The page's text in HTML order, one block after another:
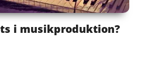
i musikproduktion?